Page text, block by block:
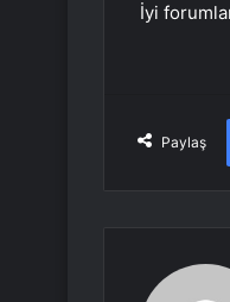
İyi
Paylaş